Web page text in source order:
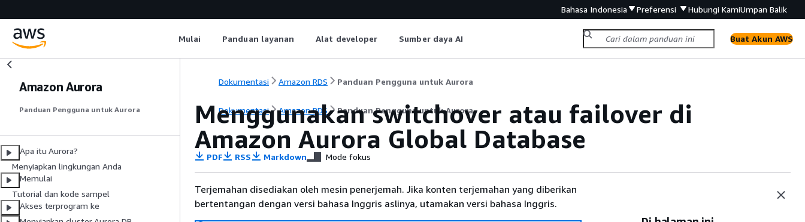
Bahasa Indonesia Preferensi Hubungi KamiUmpan Balik
Mulai Panduan layanan Alat developer Sumber daya AI Buat Akun AWS
Amazon Aurora
Panduan Pengguna untuk Aurora
Apa itu Aurora?
Menyiapkan lingkungan Anda
Memulai
Tutorial dan kode sampel
Akses terprogram ke
Dokumentasi Amazon RDS Panduan Pengguna untuk Aurora
Dokumentasi Amazon RDS Panduan Pengguna untuk Aurora
Menggunakan switchover atau failover di
Amazon Aurora Global Database
PDF RSS Markdown Mode fokus
Terjemahan disediakan oleh mesin penerjemah. Jika konten terjemahan yang diberikan
bertentangan dengan versi bahasa Inggris aslinya, utamakan versi bahasa Inggris.